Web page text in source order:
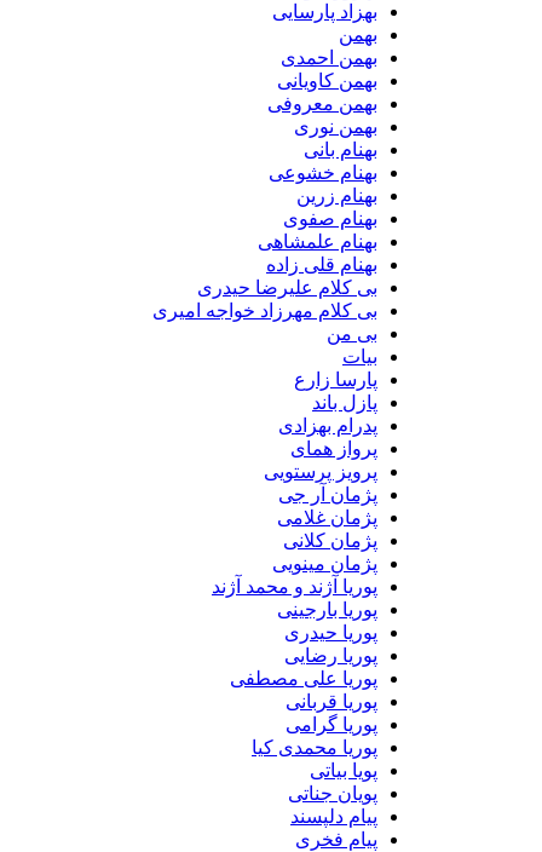
بهزاد پارسایی
بهمن احمدی
بهمن کاویانی
بهمن معروفی
بهمن نوری
بهنام بانی
بهنام خشوعی
بهنام زرین
بهنام صفوی
بهنام علمشاهی
بهنام قلی زاده
بی کلام علیرضا حیدری
بی کلام مهرزاد خواجه امیری
پارسا زارع
پازل باند
پدرام بهزادی
پرواز همای
پرویز پرستویی
پژمان آر جی
پژمان غلامی
پژمان کلانی
پژمان مینویی
پوریا آژند و محمد آژند
پوریا بارجینی
پوریا حیدری
پوریا رضایی
پوریا علی مصطفی
پوریا قربانی
پوریا گرامی
پوریا محمدی کیا
پویا بیاتی
پویان جناتی
پیام دلپسند
پیام فخری